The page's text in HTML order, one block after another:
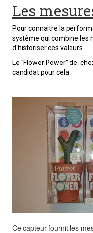
Les
Pour connaitre la
système qui combine les
d'historiser ces valeurs.
Le "Flower Power" de
candidat pour cela.
Ce capteur fournit les